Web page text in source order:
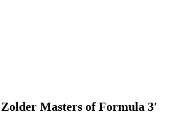
Masters of Formula 3′